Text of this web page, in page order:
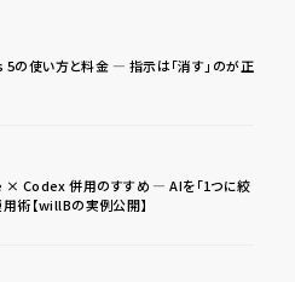
の使い方と料金 ― 指示は「消す」のが正
Codex 併用のすすめ ― AIを「1つに絞
術【willBの実例公開】